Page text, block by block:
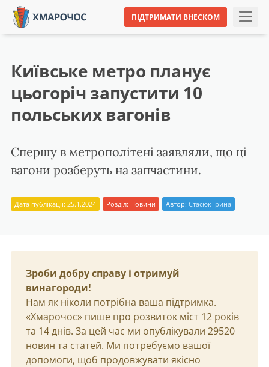
ПІДТРИМАТИ ВНЕСКОМ
Київське метро планує
цьогоріч запустити 10
польських вагонів
Спершу в метрополітені заявляли, що ці
вагони розберуть на запчастини.
Дата публікації: 25.1.2024 Розділ: Новини Автор: Стасюк Ірина
Зроби добру справу і отримуй
винагороди!
Нам як ніколи потрібна ваша підтримка.
«Хмарочос» пише про розвиток міст 12 років
та 14 днів. За цей час ми опублікували 29520
новин та статей. Ми потребуємо вашої
допомоги, щоб продовжувати якісно